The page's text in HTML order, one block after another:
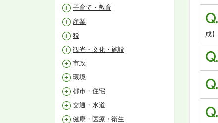
Q.
成】
Q.
Q.
Q.
子育て・教育
産業
税
観光・文化・施設
市政
環境
都市・住宅
交通・水道
健康・医療・衛生